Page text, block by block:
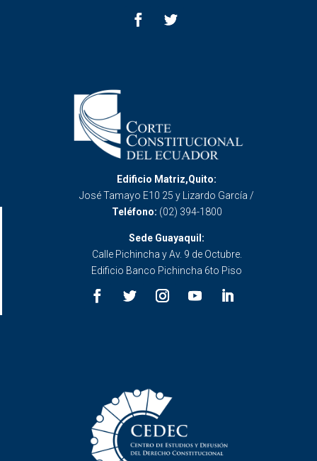
Edificio Matriz,Quito:
José Tamayo E10 25 y Lizardo García /
Teléfono: (02) 394-1800
Sede Guayaquil:
Calle Pichincha y Av. 9 de Octubre.
Edificio Banco Pichincha 6to Piso